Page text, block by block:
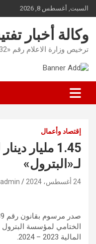
Skip
to
content
السبت, أغسطس 8, 2026
وكالة أخبار
ترخيص وزارة الاعلام رقم «2019/332» للتواصل : 51787720
إقتصاد وأعمال
1.45 مليار
لـ«البترول»
24 أغسطس، 2024 admin
الختامي لمؤسسة البترول
المالية 2023 – 2024.